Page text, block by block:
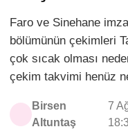
Faro ve Sinehane
bölümünün çekimleri
çok sıcak olması
çekim takvimi henüz
Birsen
Altuntaş
7